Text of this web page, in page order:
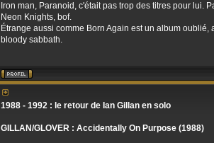
Iron man, Paranoid, c'était pas trop des titres pour lui.
Neon Knights, bof.
Étrange aussi comme Born Again est un album
bloody sabbath.
1988 - 1992 : le retour de Ian Gillan en solo
GILLAN/GLOVER : Accidentally On Purpose (1988)